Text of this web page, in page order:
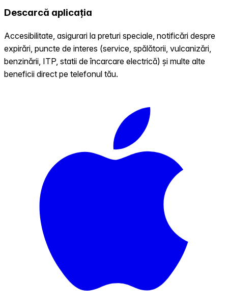
Descarcă aplicația
Accesibilitate, asigurari la preturi speciale, notificări despre
expirări, puncte de interes (service, spălătorii, vulcanizări,
benzinării, ITP, statii de încarcare electrică) și multe alte
beneficii direct pe telefonul tău.